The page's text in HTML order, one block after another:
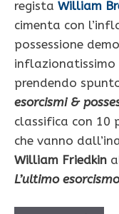
regista William
cimenta con
possessione
prendendo
esorcismi &
classifica con 10
che vanno
William Friedkin
L’ultimo esorcismo